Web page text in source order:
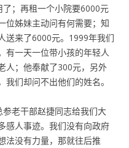
；再租一个小院要6000元
位姊妹主动问有何需要；知
送来了6000元。1999年我们
有一天一位带小孩的年轻人
人；他奉献了300元，另外
们却问不出他们的姓名。
老干部赵捷同志给我们大
感人事迹。我们没有向政府
法没有力量，那就往后推